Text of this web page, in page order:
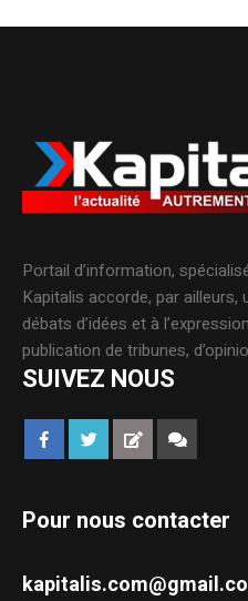
Portail d’information,
Kapitalis accorde, par ailleurs,
débats d’idées et à
publication de tribunes,
SUIVEZ NOUS
Pour nous contacter